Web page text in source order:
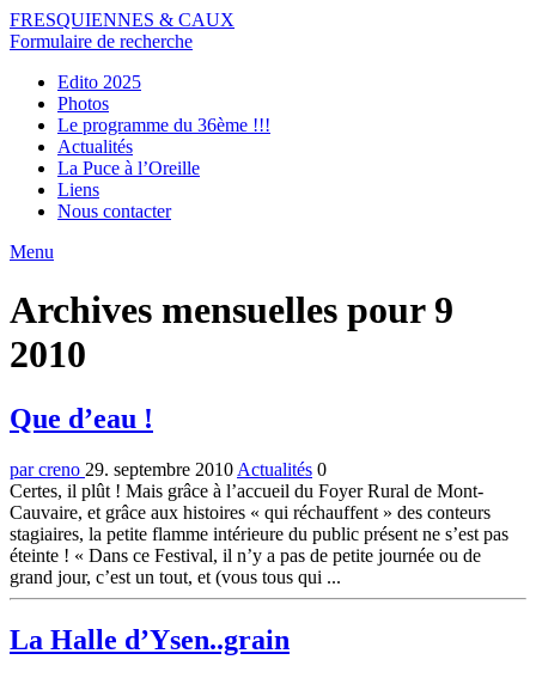
FRESQUIENNES & CAUX
Formulaire de recherche
Edito 2025
Photos
Le programme du 36ème !!!
Actualités
La Puce à l’Oreille
Liens
Nous contacter
Menu
Archives mensuelles pour 9
2010
Que d’eau !
par creno 29. septembre 2010 Actualités 0
Certes, il plût ! Mais grâce à l’accueil du Foyer Rural de Mont-
Cauvaire, et grâce aux histoires « qui réchauffent » des conteurs
stagiaires, la petite flamme intérieure du public présent ne s’est pas
éteinte ! « Dans ce Festival, il n’y a pas de petite journée ou de
grand jour, c’est un tout, et (vous tous qui ...
La Halle d’Ysen..grain